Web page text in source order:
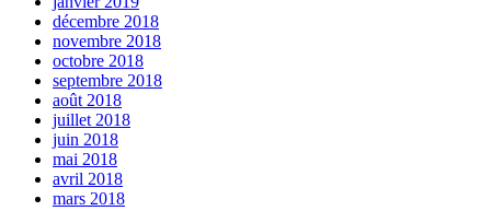
décembre 2018
novembre 2018
octobre 2018
septembre 2018
août 2018
juillet 2018
juin 2018
mai 2018
avril 2018
mars 2018